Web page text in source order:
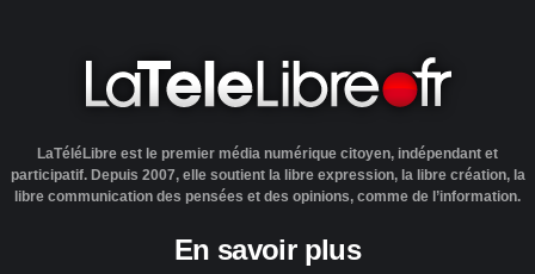
LaTéléLibre est le premier média numérique citoyen, indépendant et
participatif. Depuis 2007, elle soutient la libre expression, la libre création, la
libre communication des pensées et des opinions, comme de l’information.
En savoir plus